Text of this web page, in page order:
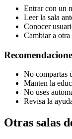
Entrar con un
Leer la sala
Conocer
Cambiar a otra
No compartas
Manten la
No uses
Revisa la
Otras salas